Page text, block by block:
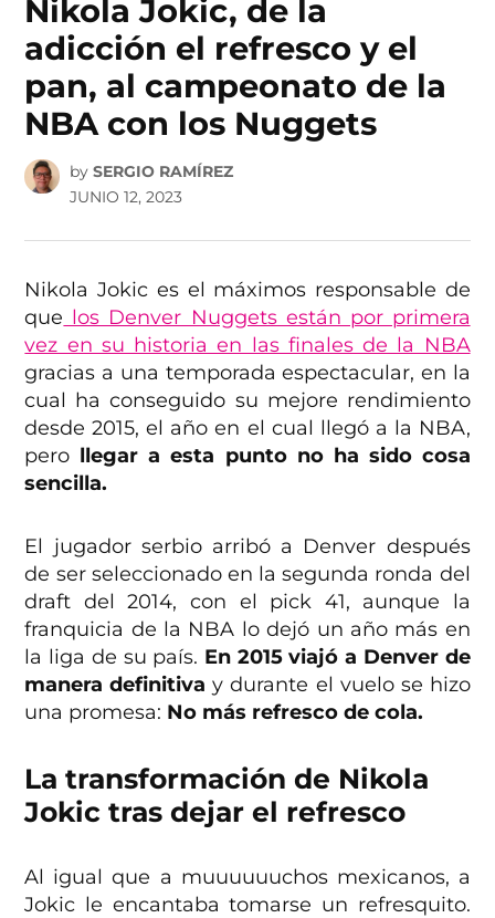
Nikola Jokic, de la
adicción el refresco y el
pan, al campeonato de la
NBA con los Nuggets
by SERGIO RAMÍREZ
JUNIO 12, 2023
Nikola Jokic es el máximos responsable de
que los Denver Nuggets están por primera
vez en su historia en las finales de la NBA
gracias a una temporada espectacular, en la
cual ha conseguido su mejore rendimiento
desde 2015, el año en el cual llegó a la NBA,
pero llegar a esta punto no ha sido cosa
sencilla.
El jugador serbio arribó a Denver después
de ser seleccionado en la segunda ronda del
draft del 2014, con el pick 41, aunque la
franquicia de la NBA lo dejó un año más en
la liga de su país. En 2015 viajó a Denver de
manera definitiva y durante el vuelo se hizo
una promesa: No más refresco de cola.
La transformación de Nikola
Jokic tras dejar el refresco
Al igual que a muuuuuuchos mexicanos, a
Jokic le encantaba tomarse un refresquito.